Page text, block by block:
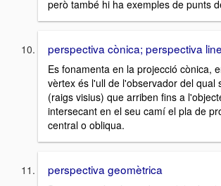
però també hi ha exemples de punts
perspectiva cònica; perspectiva
Es fonamenta en la projecció cònica,
vèrtex és l'ull de l'observador del qual
(raigs visius) que arriben fins a
intersecant en el seu camí el pla de
central o obliqua.
perspectiva geomètrica